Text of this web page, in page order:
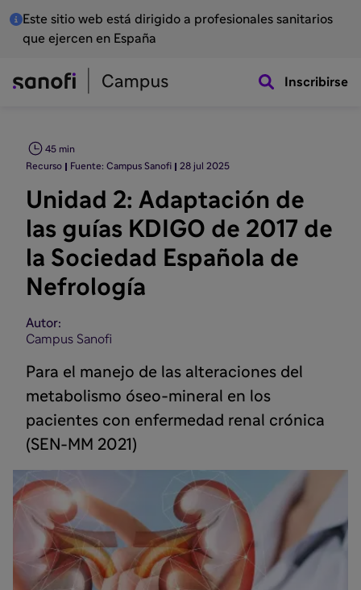
Este sitio web está dirigido a profesionales sanitarios
que ejercen en España
Inscribirse
Recurso Fuente: Campus Sanofi 28 jul 2025
45 min
Unidad 2: Adaptación de
las guías KDIGO de 2017 de
la Sociedad Española de
Nefrología
Autor:
Campus Sanofi
Para el manejo de las alteraciones del
metabolismo óseo-mineral en los
pacientes con enfermedad renal crónica
(SEN-MM 2021)